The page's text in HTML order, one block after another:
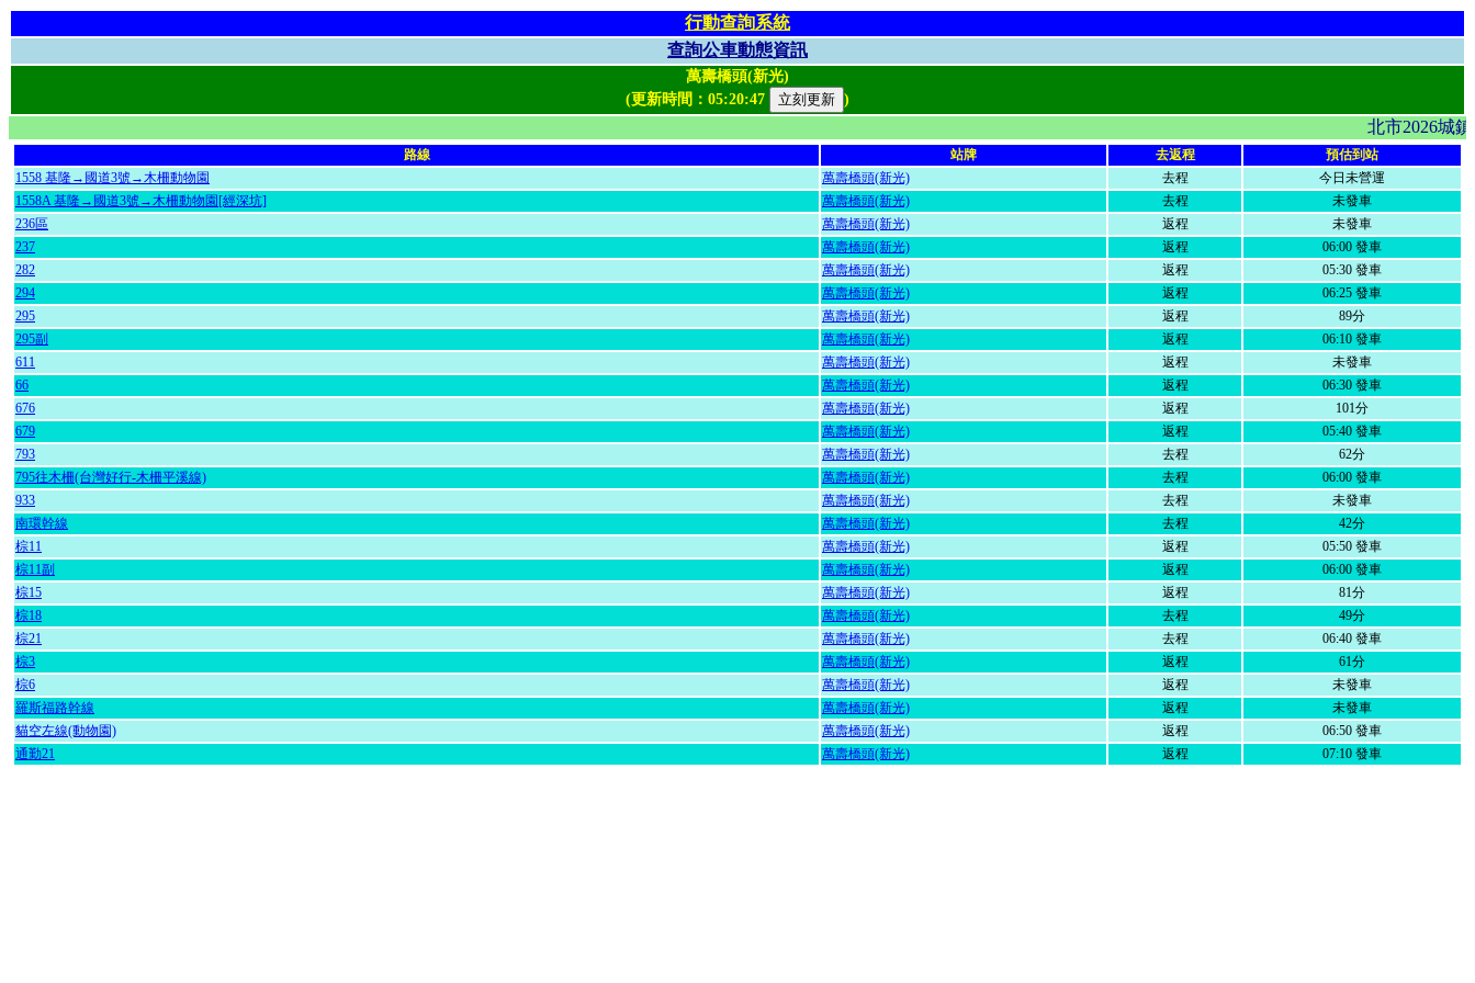
行動查詢系統
查詢公車動態資訊
萬壽橋頭(新光)
(更新時間： 05:20:47 )
北市2026城
路線 站牌 去返程
預估到站
1558 基隆→國道3號→木柵動物園
萬壽橋頭(新光) 去程
今日未營運
1558A 基隆→國道3號→木柵動物園[經深坑]
萬壽橋頭(新光) 去程
未發車
236區
萬壽橋頭(新光) 返程
未發車
237
萬壽橋頭(新光) 返程
06:00 發車
282
萬壽橋頭(新光) 返程
05:30 發車
294
萬壽橋頭(新光) 返程
06:25 發車
295
萬壽橋頭(新光) 返程
89分
295副
萬壽橋頭(新光) 返程
06:10 發車
611
萬壽橋頭(新光) 返程
未發車
66
萬壽橋頭(新光) 返程
06:30 發車
676
萬壽橋頭(新光) 返程
101分
679
萬壽橋頭(新光) 返程
05:40 發車
793
萬壽橋頭(新光) 去程
62分
795往木柵(台灣好行-木柵平溪線)
萬壽橋頭(新光) 去程
06:00 發車
933
萬壽橋頭(新光) 去程
未發車
南環幹線
萬壽橋頭(新光) 去程
42分
棕11
萬壽橋頭(新光) 返程
05:50 發車
棕11副
萬壽橋頭(新光) 返程
06:00 發車
棕15
萬壽橋頭(新光) 返程
81分
棕18
萬壽橋頭(新光) 去程
49分
棕21
萬壽橋頭(新光) 去程
06:40 發車
棕3
萬壽橋頭(新光) 返程
61分
棕6
萬壽橋頭(新光) 返程
未發車
羅斯福路幹線
萬壽橋頭(新光) 返程
未發車
貓空左線(動物園)
萬壽橋頭(新光) 返程
06:50 發車
通勤21
萬壽橋頭(新光) 返程 07:10 發車